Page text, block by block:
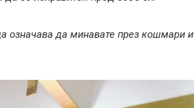
означава да минавате през кошмари и